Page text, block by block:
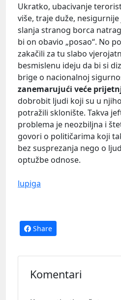
Ukratko, ubacivanje
više, traje duže,
slanja stranog borca
bi on obavio „posao“. No
zakačili za tu slabo
besmislenu ideju da bi si
brige o nacionalnoj
zanemarujući veće
dobrobit ljudi koji su u
potražili sklonište. Takva
problema je neozbiljna i
govori o političarima koji
bez susprezanja nego o
optužbe odnose.
lupiga
Share
Komentari